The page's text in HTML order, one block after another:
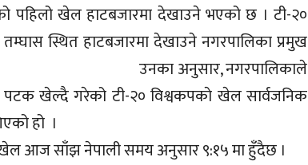
पहिलो खेल हाटबजारमा देखाउने भएको छ । टी-२०
स्थित हाटबजारमा देखाउने नगरपालिका प्रमुख
उनका अनुसार, नगरपालिकाले
पटक खेल्दै गरेको टी-२० विश्वकपकाे खेल सार्वजनिक
देखाउन लागिएको हो ।
खेल आज साँझ नेपाली समय अनुसार ९:१५ मा हुँदैछ ।